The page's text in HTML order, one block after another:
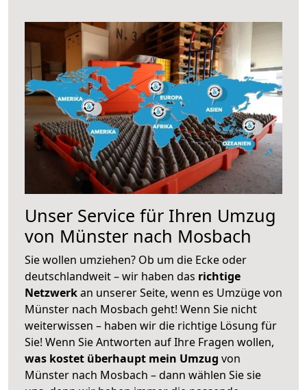
Unser Service für Ihren Umzug
von Münster nach Mosbach
Sie wollen umziehen? Ob um die Ecke oder
deutschlandweit – wir haben das richtige
Netzwerkan unserer Seite, wenn es Umzüge von
Münster nach Mosbach geht! Wenn Sie nicht
weiterwissen – haben wir die richtige Lösung für
Sie! Wenn Sie Antworten auf Ihre Fragen wollen,
was kostet überhaupt mein Umzug von
Münster nach Mosbach – dann wählen Sie sie